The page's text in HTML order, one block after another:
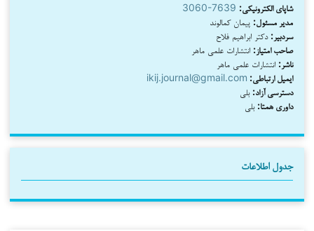
شاپای الکترونیکی: 3060-7639
مدیر مسئول: پیمان کمالوند
سردبیر: دکتر ابراهیم فلاح
صاحب امتیاز: انتشارات علمی ماهر
ناشر: انتشارات علمی ماهر
ایمیل ارتباطی: ikij.journal@gmail.com
دسترسی آزاد: بلی
داوری همتا: بلی
جدول اطلاعات